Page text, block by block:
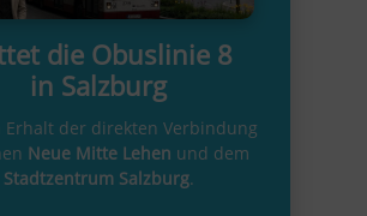
die Obuslinie 8
in Salzburg
Erhalt der direkten Verbindung
Neue Mitte Lehen und dem
Stadtzentrum Salzburg.